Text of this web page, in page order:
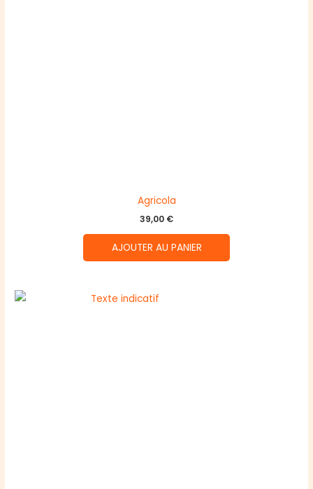
Agricola
39,00 €
AJOUTER AU PANIER